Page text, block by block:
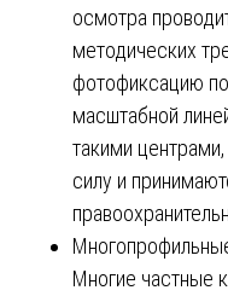
осмотра
методических
фотофиксацию
масштабной
такими
силу и
Многие частные